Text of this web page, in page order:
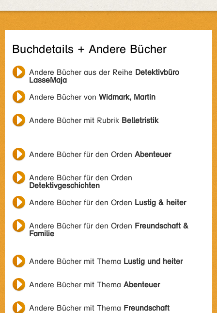
Buchdetails + Andere Bücher
Andere Bücher aus der Reihe Detektivbüro
LasseMaja
Andere Bücher von Widmark, Martin
Andere Bücher mit Rubrik Belletristik
Andere Bücher für den Orden Abenteuer
Andere Bücher für den Orden
Detektivgeschichten
Andere Bücher für den Orden Lustig & heiter
Andere Bücher für den Orden Freundschaft &
Familie
Andere Bücher mit Thema Lustig und heiter
Andere Bücher mit Thema Abenteuer
Andere Bücher mit Thema Freundschaft